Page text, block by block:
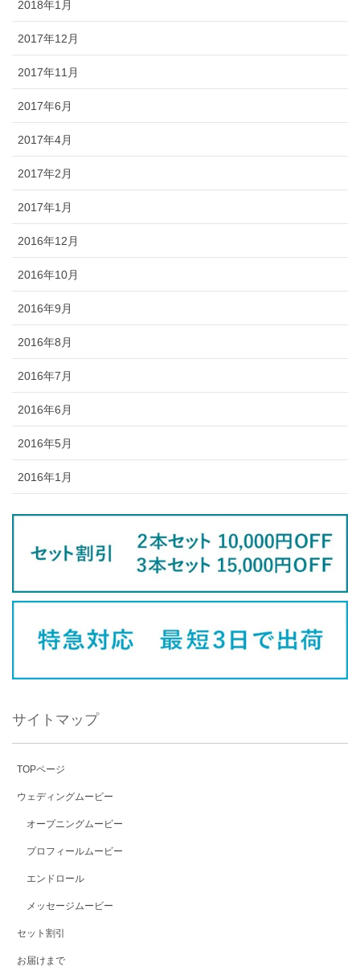
2018年1月
2017年12月
2017年11月
2017年6月
2017年4月
2017年2月
2017年1月
2016年12月
2016年10月
2016年9月
2016年8月
2016年7月
2016年6月
2016年5月
2016年1月
サイトマップ
TOPページ
ウェディングムービー
オープニングムービー
プロフィールムービー
エンドロール
メッセージムービー
セット割引
お届けまで